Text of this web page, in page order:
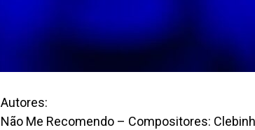
Autores:
Não Me Recomendo – Compositores: